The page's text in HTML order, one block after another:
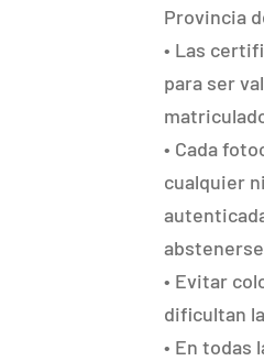
Provincia
• Las
para ser
• Cada
cualquier
• Evitar
dificultan
• En